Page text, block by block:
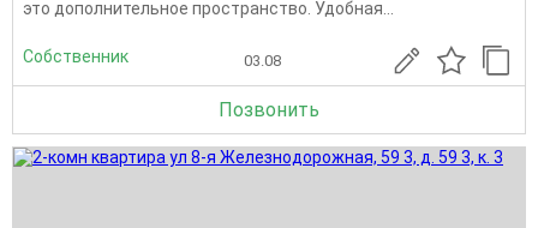
это дополнительное пространство. Удобная...
Собственник 03.08
Позвонить